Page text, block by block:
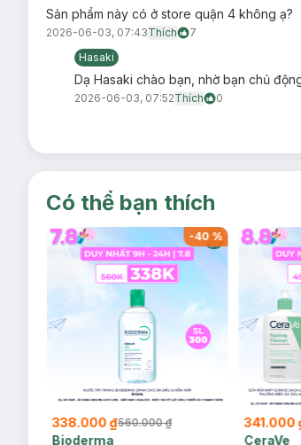
Sản phẩm này có ở store quận 4 không ạ?
2026-06-03, 07:43Thích
7
Hasaki
Dạ Hasaki chào bạn, nhờ bạn chủ
2026-06-03, 07:52Thích 0
Có thể bạn thích
-40 %
338.000 ₫560.000 ₫
Bioderma
341.000
CeraVe